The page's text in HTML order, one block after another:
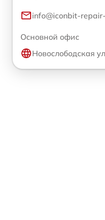
info@iconbit-
Основной офис
Новослободская